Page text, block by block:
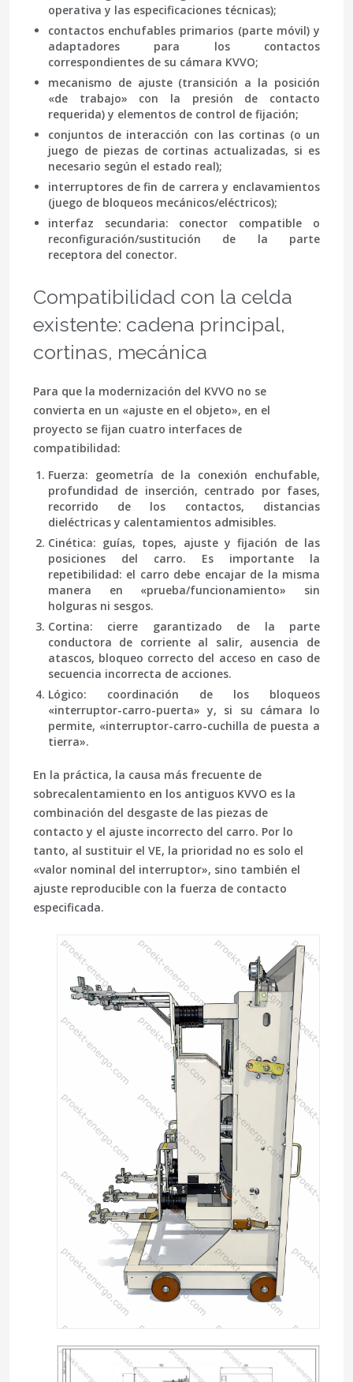
operativa y las especificaciones técnicas);
contactos enchufables primarios (parte móvil) y
adaptadores para los contactos
correspondientes de su cámara KVVO;
mecanismo de ajuste(transición a la posición
«de trabajo» con la presión de contacto
requerida) y elementos de control de fijación;
conjuntos de interacción con las cortinas (o un
juego de piezas de cortinas actualizadas, si es
necesario según el estado real);
interruptores de fin de carrera y enclavamientos
(juego de bloqueos mecánicos/eléctricos);
interfaz secundaria: conector compatible o
reconfiguración/sustitución de la parte
receptora del conector.
Compatibilidad con la celda
existente: cadena principal,
cortinas, mecánica
Para que la modernización del KVVO no se
convierta en un «ajuste en el objeto», en el
proyecto se fijan cuatro interfaces de
compatibilidad:
Fuerza: geometría de la conexión enchufable,
profundidad de inserción, centrado por fases,
recorrido de los contactos, distancias
dieléctricas y calentamientos admisibles.
Cinética: guías, topes, ajuste y fijación de las
posiciones del carro. Es importante la
repetibilidad: el carro debe encajar de la misma
manera en «prueba/funcionamiento» sin
holguras ni sesgos.
Cortina: cierre garantizado de la parte
conductora de corriente al salir, ausencia de
atascos, bloqueo correcto del acceso en caso de
secuencia incorrecta de acciones.
Lógico: coordinación de los bloqueos
«interruptor-carro-puerta» y, si su cámara lo
permite, «interruptor-carro-cuchilla de puesta a
tierra».
En la práctica, la causa más frecuente de
sobrecalentamiento en los antiguos KVVO es la
combinación del desgaste de las piezas de
contacto y el ajuste incorrecto del carro. Por lo
tanto, al sustituir el VE, la prioridad no es solo el
«valor nominal del interruptor», sino también el
ajuste reproducible con la fuerza de contacto
especificada.